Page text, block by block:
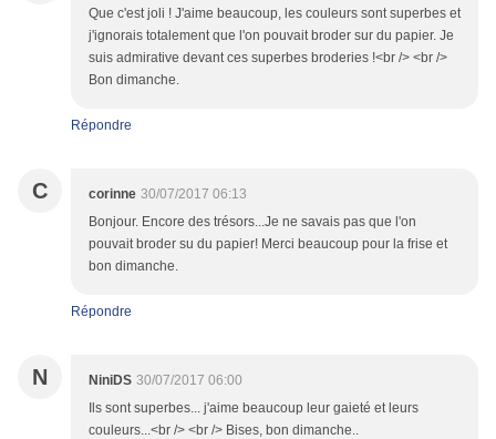
Que c'est joli ! J'aime beaucoup, les couleurs sont superbes et
j'ignorais totalement que l'on pouvait broder sur du papier. Je
suis admirative devant ces superbes broderies !<br /> <br />
Bon dimanche.
Répondre
C corinne 30/07/2017 06:13
Bonjour. Encore des trésors...Je ne savais pas que l'on
pouvait broder su du papier! Merci beaucoup pour la frise et
bon dimanche.
Répondre
N NiniDS 30/07/2017 06:00
Ils sont superbes... j'aime beaucoup leur gaieté et leurs
couleurs...<br /> <br /> Bises, bon dimanche..